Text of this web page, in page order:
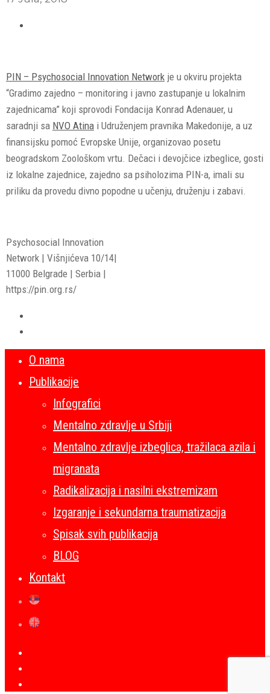
PIN – Psychosocial Innovation Network je u okviru projekta
“Gradimo zajedno – monitoring i javno zastupanje u lokalnim
zajednicama” koji sprovodi Fondacija Konrad Adenauer, u
saradnji sa NVO Atina i Udruženjem pravnika Makedonije, a uz
finansijsku pomoć Evropske Unije, organizovao posetu
beogradskom Zoološkom vrtu. Dečaci i devojčice izbeglice, gosti
iz lokalne zajednice, zajedno sa psiholozima PIN-a, imali su
priliku da provedu divno popodne u učenju, druženju i zabavi.
Psychosocial Innovation
Network | Višnjićeva 10/14|
11000 Belgrade | Serbia |
https://pin.org.rs/
O nama
Publikacije
Infografici
Mentalno zdravlje u Srbiji
Mentalno zdravlje izbeglica, tražilaca azila i
migranata
Radikalizacija i nasilni ekstremizam
Izgaranje i sekundarna traumatizacija
Spisak svih publikacija
BLOG
Kontakt